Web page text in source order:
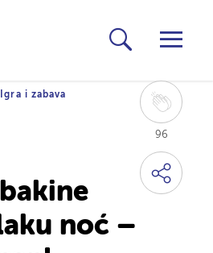
96
Igra i zabava
noć –